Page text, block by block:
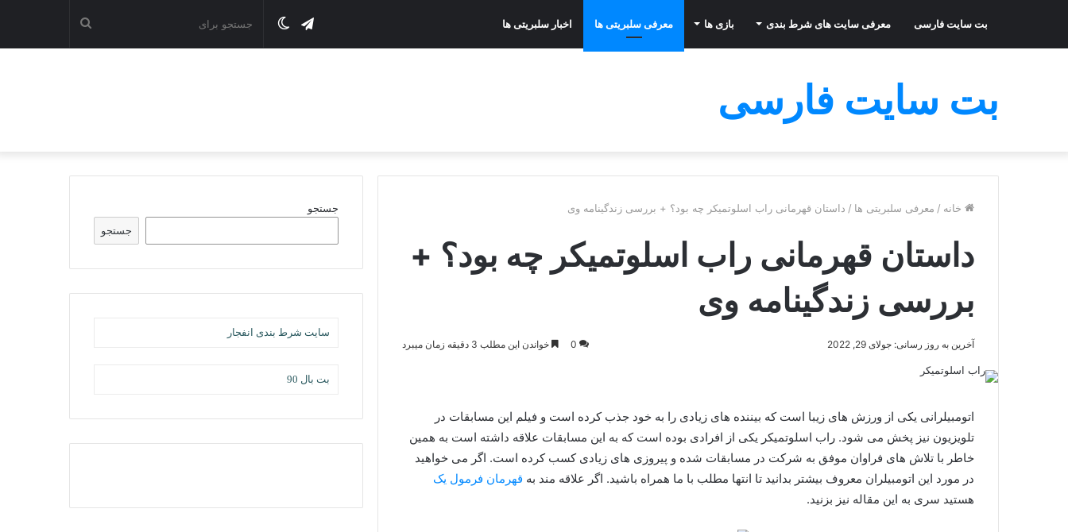
بت سایت فارسی معرفی سایت های شرط بندی بازی ها معرفی سلبریتی ها اخبار سلبریتی ها جستجو تغییرتلگرام
بت سایت فارسی
خانه / معرفی سلبریتی ها / داستان قهرمانی راب اسلوتمیکر چه بود؟ + بررسی زندگینامه وی
داستان قهرمانی راب اسلوتمیکر چه بود؟ +
بررسی زندگینامه وی
آخرین به روز رسانی: جولای 29, 2022 0 خواندن این مطلب 3 دقیقه زمان میبرد
اتومبیلرانی یکی از ورزش های زیبا است که بیننده های زیادی را به خود جذب کرده است و فیلم این مسابقات در
تلویزیون نیز پخش می شود. راب اسلوتمیکر یکی از افرادی بوده است که به این مسابقات علاقه داشته است به همین
خاطر با تلاش های فراوان موفق به شرکت در مسابقات شده و پیروزی های زیادی کسب کرده است. اگر می خواهید
در مورد این اتومبیلران معروف بیشتر بدانید تا انتها مطلب با ما همراه باشید. اگر علاقه مند به قهرمان فرمول یک
هستید سری به این مقاله نیز بزنید.
جستجو
جستجو
سایت شرط بندی انفجار
بت بال 90